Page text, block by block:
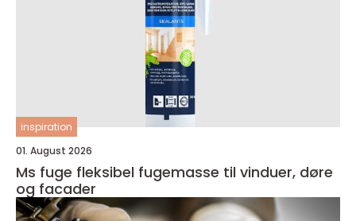
inspiration
01. August 2026
Ms fuge fleksibel fugemasse til vinduer, døre
og facader